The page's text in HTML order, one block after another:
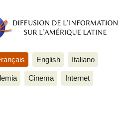
English Italiano
Cinema Internet